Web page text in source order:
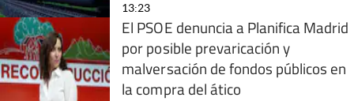
13:23
El PSOE denuncia a Planifica Madrid
por posible prevaricación y
malversación de fondos públicos en
la compra del ático